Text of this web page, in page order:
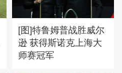
[图]特鲁姆普战胜威尔
逊 获得斯诺克上海大
师赛冠军